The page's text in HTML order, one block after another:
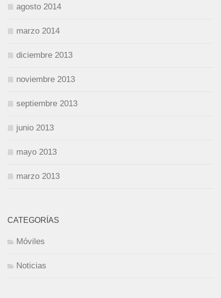
agosto 2014
marzo 2014
diciembre 2013
noviembre 2013
septiembre 2013
junio 2013
mayo 2013
marzo 2013
CATEGORÍAS
Móviles
Noticias